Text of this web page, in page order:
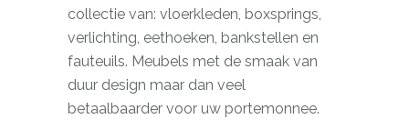
collectie van: vloerkleden, boxsprings,
verlichting, eethoeken, bankstellen en
fauteuils. Meubels met de smaak van
duur design maar dan veel
betaalbaarder voor uw portemonnee.